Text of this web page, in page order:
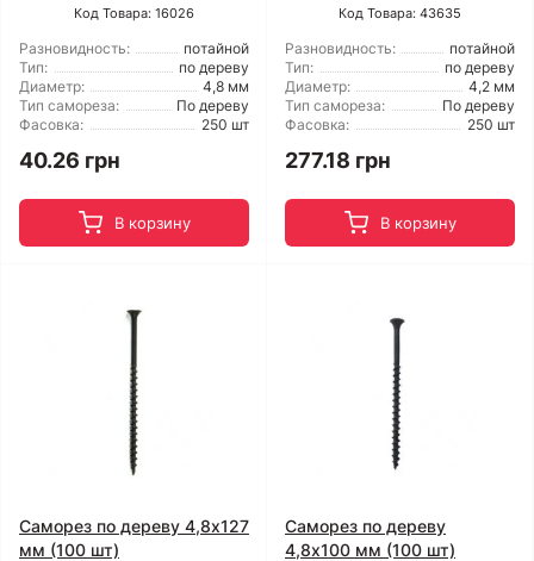
Код Товара: 16026
Разновидность:
потайной
Тип:
по дереву
Диаметр:
4,8 мм
Тип самореза:
По дереву
Фасовка:
250 шт
40.26 грн
В корзину
Код Товара: 43635
Разновидность:
потайной
Тип:
по дереву
Диаметр:
4,2 мм
Тип самореза:
По дереву
Фасовка:
250 шт
277.18 грн
В корзину
Саморез по дереву 4,8x127
мм (100 шт)
Саморез по дереву
4,8x100 мм (100 шт)